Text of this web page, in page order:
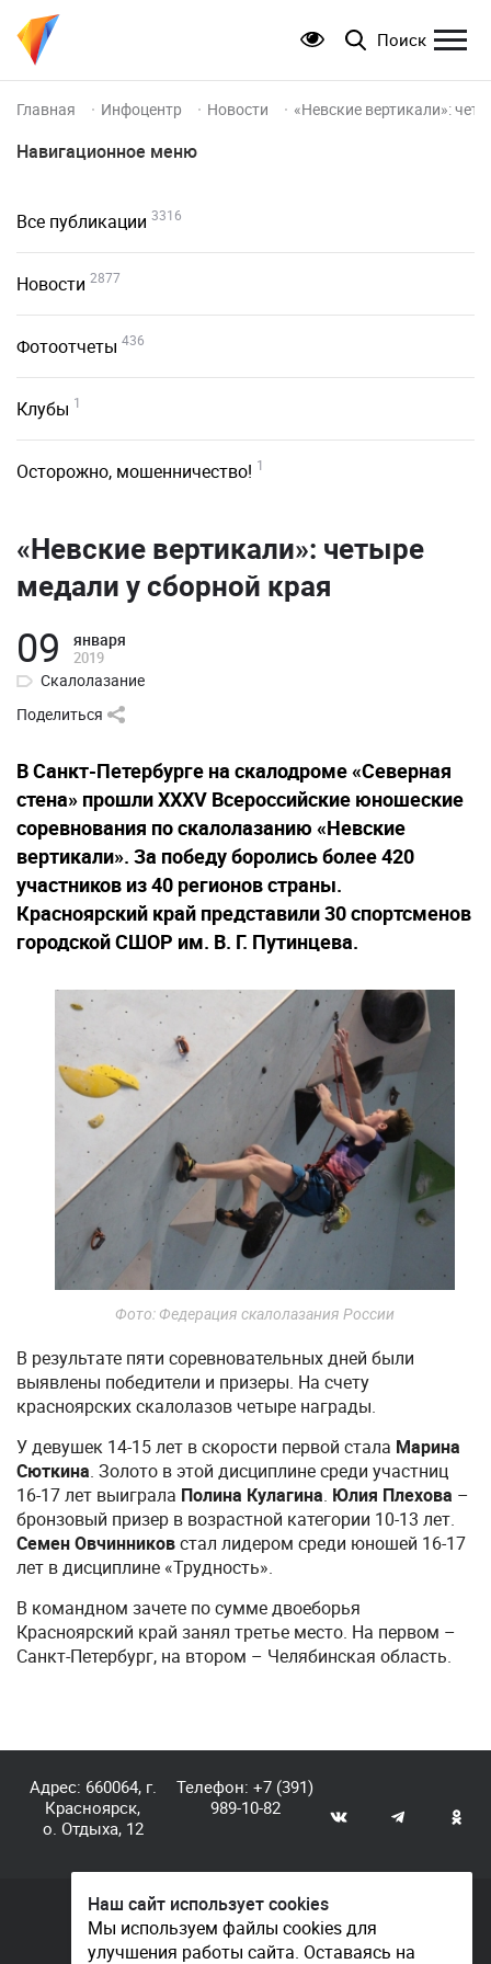
Поиск
Главная Инфоцентр Новости «Невские вертикали»:
Навигационное меню
Все публикации 3316
Новости 2877
Фотоотчеты 436
Клубы 1
Осторожно, мошенничество! 1
«Невские вертикали»: четыре
медали у сборной края
09 января
2019
Скалолазание
Поделиться
В Санкт-Петербурге на скалодроме «Северная
стена» прошли XXXV Всероссийские юношеские
соревнования по скалолазанию «Невские
вертикали». За победу боролись более 420
участников из 40 регионов страны.
Красноярский край представили 30 спортсменов
городской СШОР им. В. Г. Путинцева.
Фото: Федерация скалолазания России
В результате пяти соревновательных дней были
выявлены победители и призеры. На счету
красноярских скалолазов четыре награды.
У девушек 14-15 лет в скорости первой стала Марина
Сюткина. Золото в этой дисциплине среди участниц
16-17 лет выиграла Полина Кулагина. Юлия Плехова –
бронзовый призер в возрастной категории 10-13 лет.
Семен Овчинниковстал лидером среди юношей 16-17
лет в дисциплине «Трудность».
В командном зачете по сумме двоеборья
Красноярский край занял третье место. На первом –
Санкт-Петербург, на втором – Челябинская область.
Адрес: 660064, г.
Красноярск,
о. Отдыха, 12
Телефон:+7 (391)
989-10-82
© КГАУ «Центр спортивной подготовки», 2026
Документы
Наш сайт использует cookies
Мы используем файлы cookies для
улучшения работы сайта. Оставаясь на